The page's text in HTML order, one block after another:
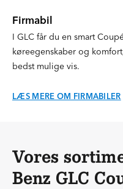
Firmabil
I GLC får du en smart
køreegenskaber og
bedst mulige vis.
LÆS MERE OM FIRMABILER
Vores
Benz GLC